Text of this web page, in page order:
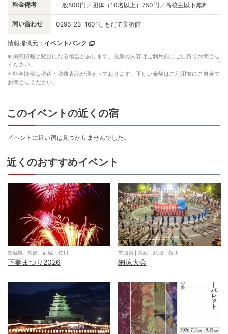
料金備考 一般800円／団体（10名以上）750円／高校生以下無料
問い合わせ 0296-23-1601しもだて美術館
情報提供元： イベントバンク
※ 掲載情報は変更になる場合があります。最新の内容はご利用前にご自身でお問合せ
ください。
※ 料金情報は税込・税抜表記が混ざっております。正しい金額はご利用前にご自身で
お問合せください。
このイベントの近くの宿
イベントに近い宿は見つかりませんでした。
近くのおすすめイベント
茨城県 常総・結城・桜川
下妻まつり2026
茨城県| 常総・結城・桜川
納涼大会